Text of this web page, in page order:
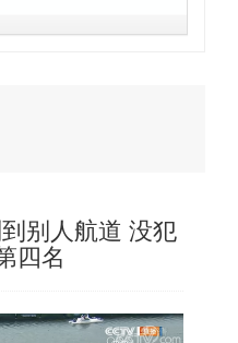
别人航道 没犯
四名